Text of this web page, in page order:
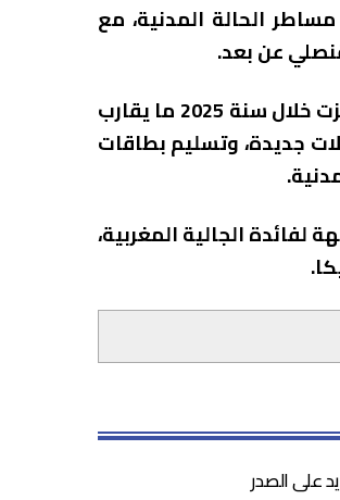
الحالة المدنية، مع
عن بعد.
وعلى مستوى الحصيلة، أفاد بأن القنصلية العامة ببروكسل أنجزت خلال سنة 2025 ما يقارب
382 خدمة، همّت تسجيلات جديدة، وتسليم بطاقات
الجالية المغربية،
على الصدر